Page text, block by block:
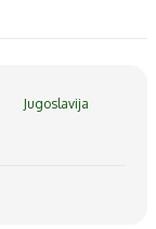
Jugoslavija